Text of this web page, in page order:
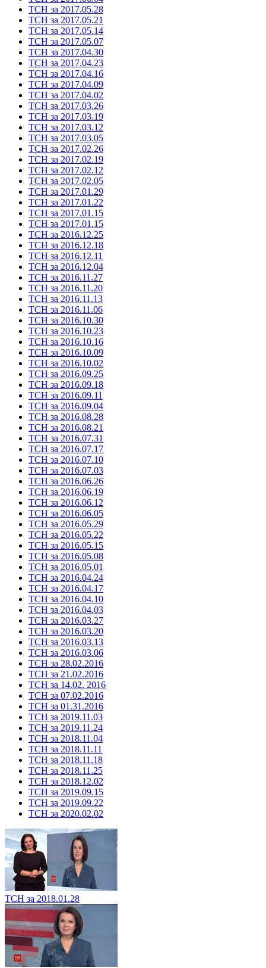
ТСН за 2017.05.28
ТСН за 2017.05.21
ТСН за 2017.05.14
ТСН за 2017.05.07
ТСН за 2017.04.30
ТСН за 2017.04.23
ТСН за 2017.04.16
ТСН за 2017.04.09
ТСН за 2017.04.02
ТСН за 2017.03.26
ТСН за 2017.03.19
ТСН за 2017.03.12
ТСН за 2017.03.05
ТСН за 2017.02.26
ТСН за 2017.02.19
ТСН за 2017.02.12
ТСН за 2017.02.05
ТСН за 2017.01.29
ТСН за 2017.01.22
ТСН за 2017.01.15
ТСН за 2017.01.15
ТСН за 2016.12.25
ТСН за 2016.12.18
ТСН за 2016.12.11
ТСН за 2016.12.04
ТСН за 2016.11.27
ТСН за 2016.11.20
ТСН за 2016.11.13
ТСН за 2016.11.06
ТСН за 2016.10.30
ТСН за 2016.10.23
ТСН за 2016.10.16
ТСН за 2016.10.09
ТСН за 2016.10.02
ТСН за 2016.09.25
ТСН за 2016.09.18
ТСН за 2016.09.11
ТСН за 2016.09.04
ТСН за 2016.08.28
ТСН за 2016.08.21
ТСН за 2016.07.31
ТСН за 2016.07.17
ТСН за 2016.07.10
ТСН за 2016.07.03
ТСН за 2016.06.26
ТСН за 2016.06.19
ТСН за 2016.06.12
ТСН за 2016.06.05
ТСН за 2016.05.29
ТСН за 2016.05.22
ТСН за 2016.05.15
ТСН за 2016.05.08
ТСН за 2016.05.01
ТСН за 2016.04.24
ТСН за 2016.04.17
ТСН за 2016.04.10
ТСН за 2016.04.03
ТСН за 2016.03.27
ТСН за 2016.03.20
ТСН за 2016.03.13
ТСН за 2016.03.06
ТСН за 28.02.2016
ТСН за 21.02.2016
ТСН за 14.02. 2016
ТСН за 07.02.2016
ТСН за 01.31.2016
ТСН за 2019.11.03
ТСН за 2019.11.24
ТСН за 2018.11.04
ТСН за 2018.11.11
ТСН за 2018.11.18
ТСН за 2018.11.25
ТСН за 2018.12.02
ТСН за 2019.09.15
ТСН за 2019.09.22
ТСН за 2020.02.02
ТСН за 2018.01.28